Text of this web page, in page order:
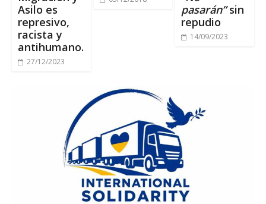
Asilo es
represivo,
racista y
antihumano.
27/12/2023
pasarán”sin
repudio
14/09/2023